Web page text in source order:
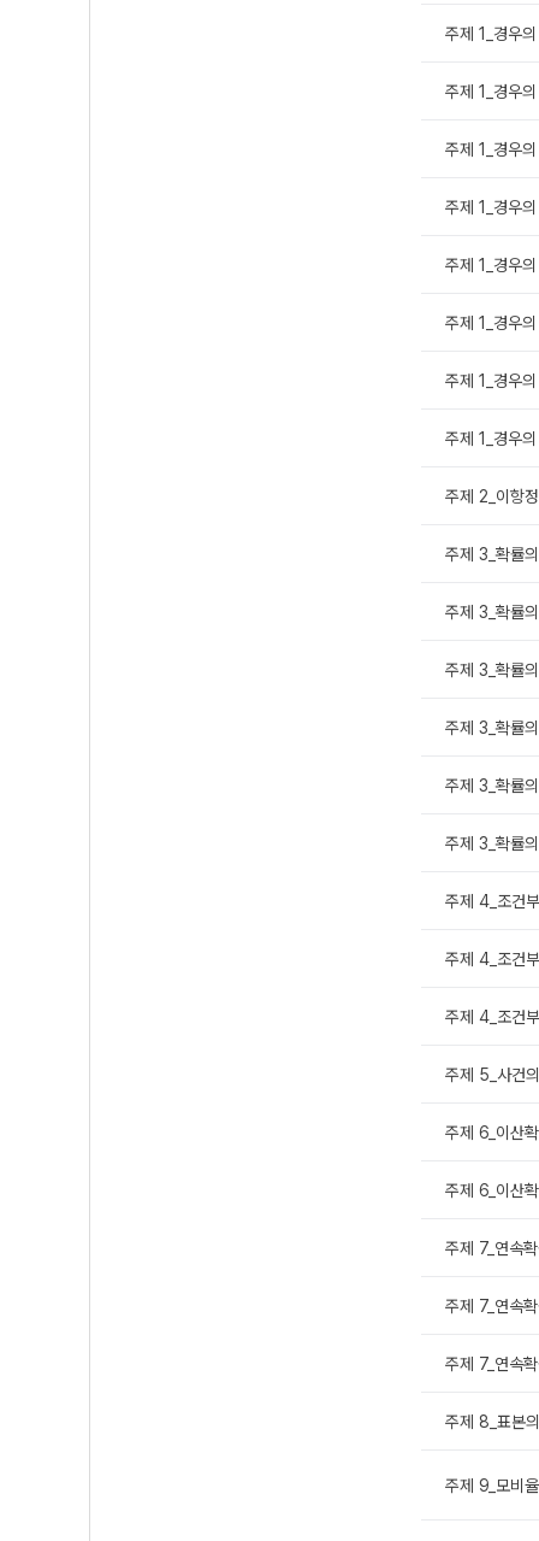
주제 1_경우
주제 1_경우
주제 1_경우
주제 1_경우
주제 1_경우
주제 1_경우
주제 1_경우
주제 1_경우
주제 2_이항
주제 3_확률
주제 3_확률
주제 3_확률
주제 3_확률
주제 3_확률
주제 3_확률
주제 4_조건
주제 4_조건
주제 4_조건
주제 5_사건
주제 6_이산
주제 6_이산
주제 7_연속
주제 7_연속
주제 7_연속
주제 8_표본
주제 9_모비